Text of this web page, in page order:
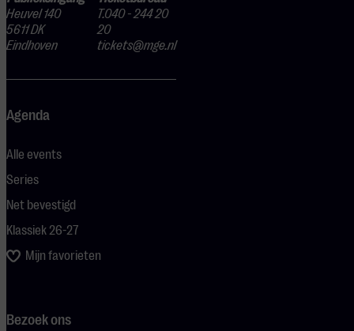
Heuvel 140
5611 DK
Eindhoven
T.040 - 244 20
20
tickets@mge.nl
Agenda
Alle events
Series
Net bevestigd
Klassiek 26-27
Mijn favorieten
Bezoek ons